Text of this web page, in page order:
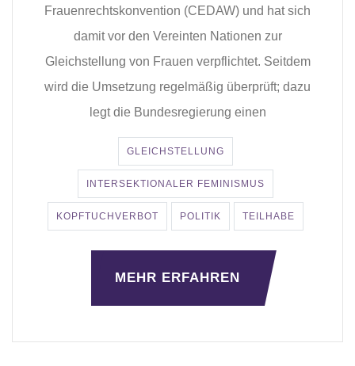
Frauenrechtskonvention (CEDAW) und hat sich
damit vor den Vereinten Nationen zur
Gleichstellung von Frauen verpflichtet. Seitdem
wird die Umsetzung regelmäßig überprüft; dazu
legt die Bundesregierung einen
GLEICHSTELLUNG
INTERSEKTIONALER FEMINISMUS
KOPFTUCHVERBOT POLITIK TEILHABE
MEHR ERFAHREN